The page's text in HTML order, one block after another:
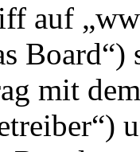
auf
mit